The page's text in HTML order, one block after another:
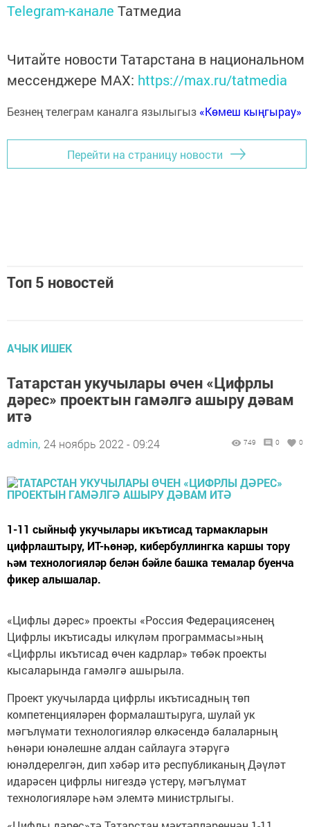
Telegram-канале Татмедиа
Читайте новости Татарстана в национальном
мессенджере MАХ: https://max.ru/tatmedia
Безнең телеграм каналга язылыгыз «Көмеш кыңгырау»
Перейти на страницу новости
Топ 5 новостей
АЧЫК ИШЕК
Татарстан укучылары өчен «Цифрлы
дәрес» проектын гамәлгә ашыру дәвам
итә
admin, 24 ноябрь 2022 - 09:24 749 0 0
1-11 сыйныф укучылары икътисад тармакларын
цифрлаштыру, ИТ-һөнәр, кибербуллингка каршы тору
һәм технологияләр белән бәйле башка темалар буенча
фикер алышалар.
«Цифлы дәрес» проекты «Россия Федерациясенең
Цифрлы икътисады илкүләм программасы»ның
«Цифрлы икътисад өчен кадрлар» төбәк проекты
кысаларында гамәлгә ашырыла.
Проект укучыларда цифрлы икътисадның төп
компетенцияләрен формалаштыруга, шулай ук
мәгълүмати технологияләр өлкәсендә балаларның
һөнәри юнәлешне алдан сайлауга этәрүгә
юнәлдерелгән, дип хәбәр итә республиканың Дәүләт
идарәсен цифрлы нигездә үстерү, мәгълүмат
технологияләре һәм элемтә министрлыгы.